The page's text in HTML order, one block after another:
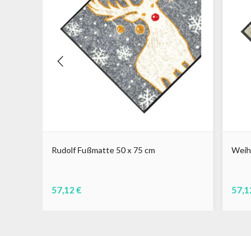
Rudolf Fußmatte 50 x 75 cm
57,12 €